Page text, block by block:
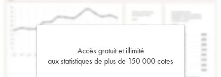
Accès gratuit et illimité
aux statistiques de plus de 150 000 cotes